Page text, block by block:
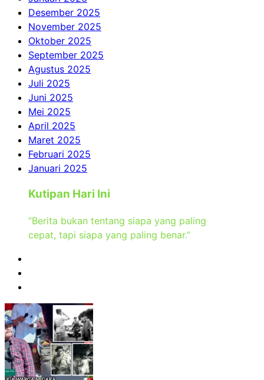
Desember 2025
November 2025
Oktober 2025
September 2025
Agustus 2025
Juli 2025
Juni 2025
Mei 2025
April 2025
Maret 2025
Februari 2025
Januari 2025
Kutipan Hari Ini
“Berita bukan tentang siapa yang paling
cepat, tapi siapa yang paling benar.”